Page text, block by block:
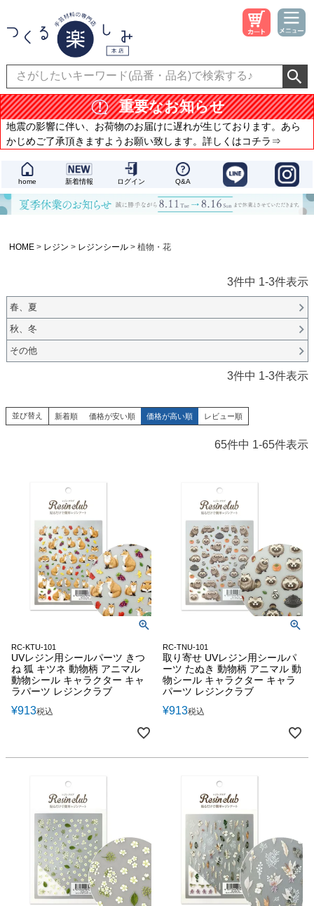
重要なお知らせ
地震の影響に伴い、お荷物のお届けに遅れが生じております。あら
かじめご了承頂きますようお願い致します。詳しくはコチラ⇒
home 新着情報 ログイン Q&A
HOME レジン レジンシール 植物・花
3件中 1-3件表示
春、夏
秋、冬
その他
3件中 1-3件表示
並び替え 新着順 価格が安い順 価格が高い順 レビュー順
65件中 1-65件表示
RC-KTU-101
UVレジン用シールパーツ きつ
ね 狐 キツネ 動物柄 アニマル
動物シール キャラクター キャ
ラパーツ レジンクラブ
¥913税込
RC-TNU-101
取り寄せ UVレジン用シールパ
ーツ たぬき 動物柄 アニマル 動
物シール キャラクター キャラ
パーツ レジンクラブ
¥913税込